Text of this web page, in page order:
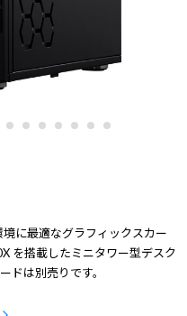
に最適なグラフィックスカー
を搭載したミニタワー型デスク
ドは別売りです。